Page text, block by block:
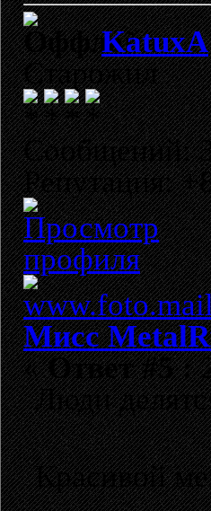
KatuxA
Старожил
Сообщений:
Репутация:
Мисс
«Ответ #5 :
Люди
Красивой